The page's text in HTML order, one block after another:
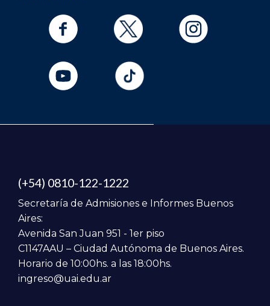
(+54) 0810-122-1222
Secretaría de Admisiones e Informes Buenos
Aires:
Avenida San Juan 951 - 1er piso
C1147AAU – Ciudad Autónoma de Buenos Aires.
Horario de 10:00hs. a las 18:00hs.
ingreso@uai.edu.ar